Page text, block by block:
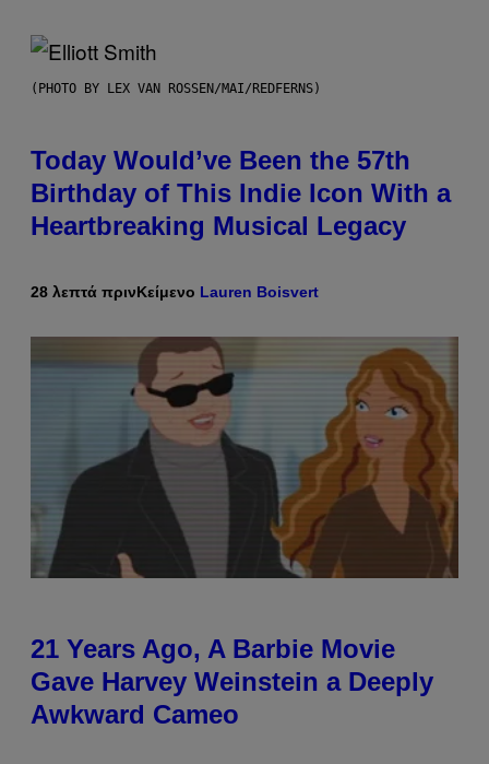
(PHOTO BY LEX VAN ROSSEN/MAI/REDFERNS)
Today Would’ve Been the 57th
Birthday of This Indie Icon With a
Heartbreaking Musical Legacy
28 λεπτά πρινΚείμενο Lauren Boisvert
21 Years Ago, A Barbie Movie
Gave Harvey Weinstein a Deeply
Awkward Cameo